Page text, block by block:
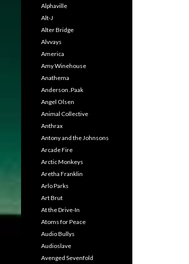
Alphaville
Alt-J
Alter Bridge
Alvvays
America
Amy Winehouse
Anathema
Anderson .Paak
Angel Olsen
Animal Collective
Anthrax
Antony and the Johnsons
Arcade Fire
Arctic Monkeys
Aretha Franklin
Arlo Parks
Art Brut
At the Drive-In
Atoms for Peace
Audio Bullys
Audioslave
Avenged Sevenfold